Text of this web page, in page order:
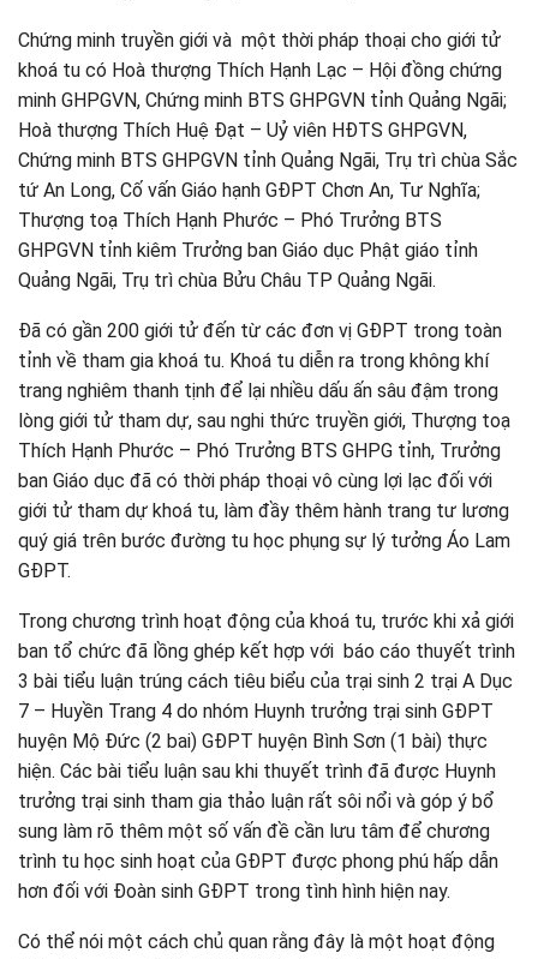
Chứng minh truyền giới và một thời pháp thoại cho giới tử
khoá tu có Hoà thượng Thích Hạnh Lạc – Hội đồng chứng
minh GHPGVN, Chứng minh BTS GHPGVN tỉnh Quảng Ngãi;
Hoà thượng Thích Huệ Đạt – Uỷ viên HĐTS GHPGVN,
Chứng minh BTS GHPGVN tỉnh Quảng Ngãi, Trụ trì chùa Sắc
tứ An Long, Cố vấn Giáo hạnh GĐPT Chơn An, Tư Nghĩa;
Thượng toạ Thích Hạnh Phước – Phó Trưởng BTS
GHPGVN tỉnh kiêm Trưởng ban Giáo dục Phật giáo tỉnh
Quảng Ngãi, Trụ trì chùa Bửu Châu TP Quảng Ngãi.
Đã có gần 200 giới tử đến từ các đơn vị GĐPT trong toàn
tỉnh về tham gia khoá tu. Khoá tu diễn ra trong không khí
trang nghiêm thanh tịnh để lại nhiều dấu ấn sâu đậm trong
lòng giới tử tham dự, sau nghi thức truyền giới, Thượng toạ
Thích Hạnh Phước – Phó Trưởng BTS GHPG tỉnh, Trưởng
ban Giáo dục đã có thời pháp thoại vô cùng lợi lạc đối với
giới tử tham dự khoá tu, làm đầy thêm hành trang tư lương
quý giá trên bước đường tu học phụng sự lý tưởng Áo Lam
GĐPT.
Trong chương trình hoạt động của khoá tu, trước khi xả giới
ban tổ chức đã lồng ghép kết hợp với báo cáo thuyết trình
3 bài tiểu luận trúng cách tiêu biểu của trại sinh 2 trại A Dục
7 – Huyền Trang 4 do nhóm Huynh trưởng trại sinh GĐPT
huyện Mộ Đức (2 bai) GĐPT huyện Bình Sơn (1 bài) thực
hiện. Các bài tiểu luận sau khi thuyết trình đã được Huynh
trưởng trại sinh tham gia thảo luận rất sôi nổi và góp ý bổ
sung làm rõ thêm một số vấn đề cần lưu tâm để chương
trình tu học sinh hoạt của GĐPT được phong phú hấp dẫn
hơn đối với Đoàn sinh GĐPT trong tình hình hiện nay.
Có thể nói một cách chủ quan rằng đây là một hoạt động